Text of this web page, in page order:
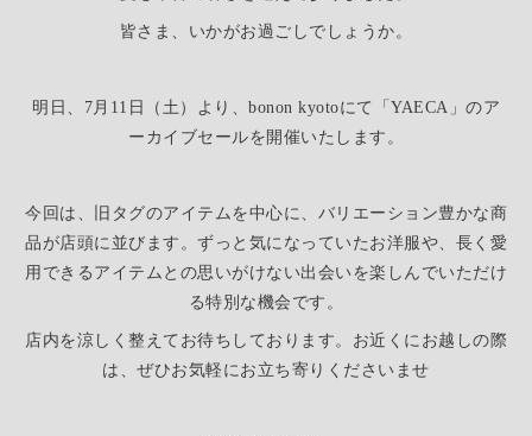
皆さま、いかがお過ごしでしょうか。
明日、7月11日（土）より、bonon kyotoにて「YAECA」のア
ーカイブセールを開催いたします。
今回は、旧タグのアイテムを中心に、バリエーション豊かな商
品が店頭に並びます。ずっと気になっていたお洋服や、長く愛
用できるアイテムとの思いがけない出会いを楽しんでいただけ
る特別な機会です。
店内を涼しく整えてお待ちしております。お近くにお越しの際
は、ぜひお気軽にお立ち寄りくださいませ